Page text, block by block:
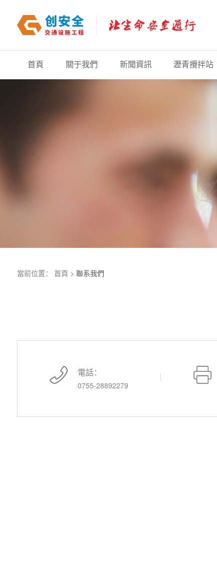
首頁 關于我們 新聞資訊 瀝青攪拌站
當前位置： 首頁 > 聯系我們
電話：
0755-28892279